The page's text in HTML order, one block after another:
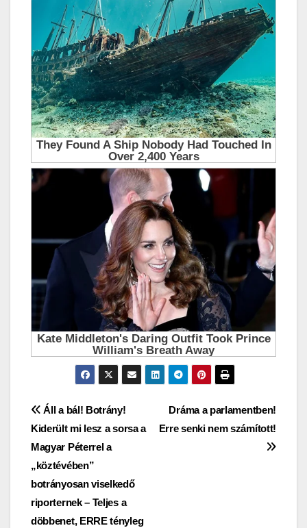
Bejegyzés
navigáció
Dráma a parlamentben!
Erre senki nem számított!
Áll a bál! Botrány!
Kiderült mi lesz a sorsa a
Magyar Péterrel a
„köztévében”
botrányosan viselkedő
riporternek – Teljes a
döbbenet, ERRE tényleg